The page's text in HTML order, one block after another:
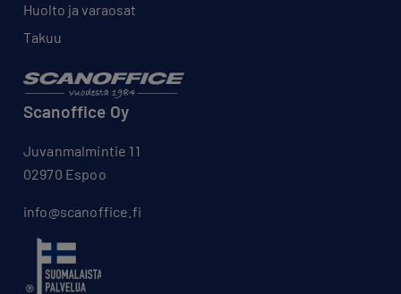
Huolto ja varaosat
Takuu
Scanoffice Oy
Juvanmalmintie 11
02970 Espoo
info@scanoffice.fi